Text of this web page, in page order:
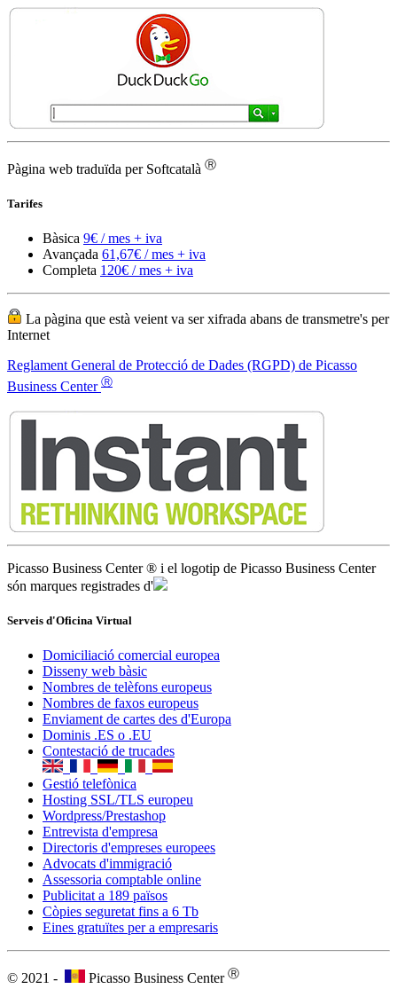
Pàgina web traduïda per Softcatalà
Bàsica9€ / mes + iva
Avançada61,67€ / mes + iva
La pàgina que està veient va ser xifrada abans de transmetre's per
Reglament General de Protecció de Dades (RGPD) de Picasso
Business CenterⓇ
Picasso Business Center ® i el logotip de Picasso Business Center
són marques registrades d'
Serveis d'Oficina Virtual
Disseny web bàsic
Nombres de telèfons europeus
Nombres de faxos europeus
Enviament de cartes des d'Europa
Dominis .ES o .EU
Contestació de trucades
Hosting SSL/TLS europeu
Wordpress/Prestashop
Directoris d'empreses europees
Assessoria comptable online
Publicitat a 189 països
Còpies seguretat fins a 6 Tb
Eines gratuïtes per a empresaris
© 2021 - Picasso Business Center